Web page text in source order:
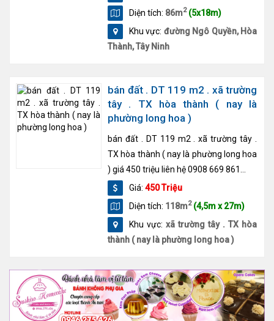
Diện tích: 86m2 (5x18m)
Khu vực: đường Ngô Quyền, Hòa
Thành, Tây Ninh
bán đất . DT 119 m2 . xã trường
tây . TX hòa thành ( nay là
phường long hoa )
bán đất . DT 119 m2 . xã trường tây .
TX hòa thành ( nay là phường long hoa
) giá 450 triệu liên hệ 0908 669 861...
Giá: 450 Triệu
Diện tích: 118m2 (4,5m x 27m)
Khu vực: xã trường tây . TX hòa
thành ( nay là phường long hoa )